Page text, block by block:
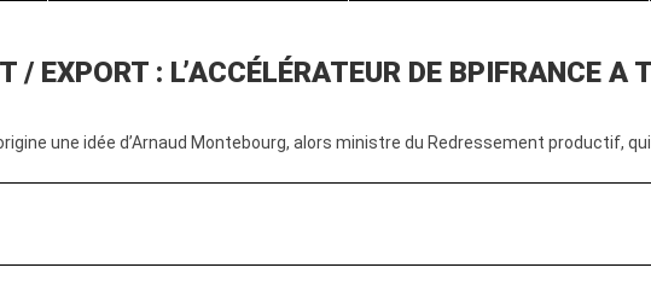
/ EXPORT : L’ACCÉLÉRATEUR DE BPIFRANCE A
une idée d’Arnaud Montebourg, alors ministre du Redressement productif,